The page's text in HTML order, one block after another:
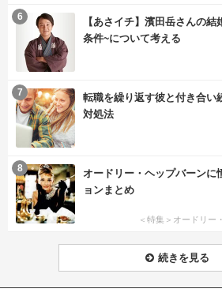
【あさイチ】濱田岳さんの
条件~について考える
6
転職を繰り返す彼と付き合い
対処法
7
オードリー・ヘップバーン
ョンまとめ
＜特集＞オードリー
8
続きを見る